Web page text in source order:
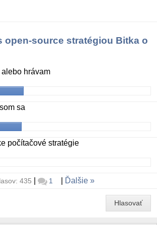
open-source stratégiou Bitka o
hrávam
sa
počítačové stratégie
435 1 Ďalšie
Hlasovať